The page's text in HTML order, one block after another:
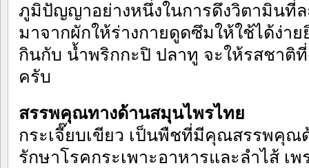
ภูมิปัญญาอย่างหนึ่งในการดึงวิตามินที่
มาจากผักให้ร่างกายดูดซึมให้ใช้ได้ง่าย
กินกับ น้ำพริกกะปิ ปลาทู จะให้รสชาติ
ครับ
สรรพคุณทางด้านสมุนไพรไทย
กระเจี๊ยบเขียว เป็นพืชที่มีคุณสรรพคุณ
รักษาโรคกระเพาะอาหารและลำไส้ เ